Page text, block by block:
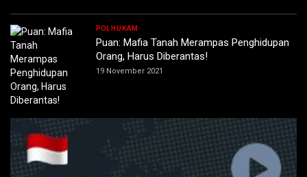
POLHUKAM
Puan: Mafia Tanah Merampas Penghidupan
Orang, Harus Diberantas!
19 November 2021